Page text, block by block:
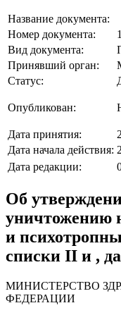
Название документа:
Номер документа:
Вид документа:
Принявший орган:
Статус:
Опубликован:
Дата принятия:
Дата начала действия:
Дата редакции:
Об
уничтожению
и
списки II и ,
МИНИСТЕРСТВО
ФЕДЕРАЦИИ